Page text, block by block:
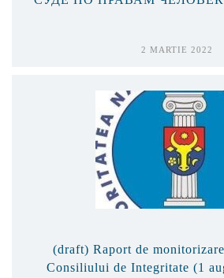
2 MARTIE 2022
(draft) Raport de
Consiliului de Integritate (1